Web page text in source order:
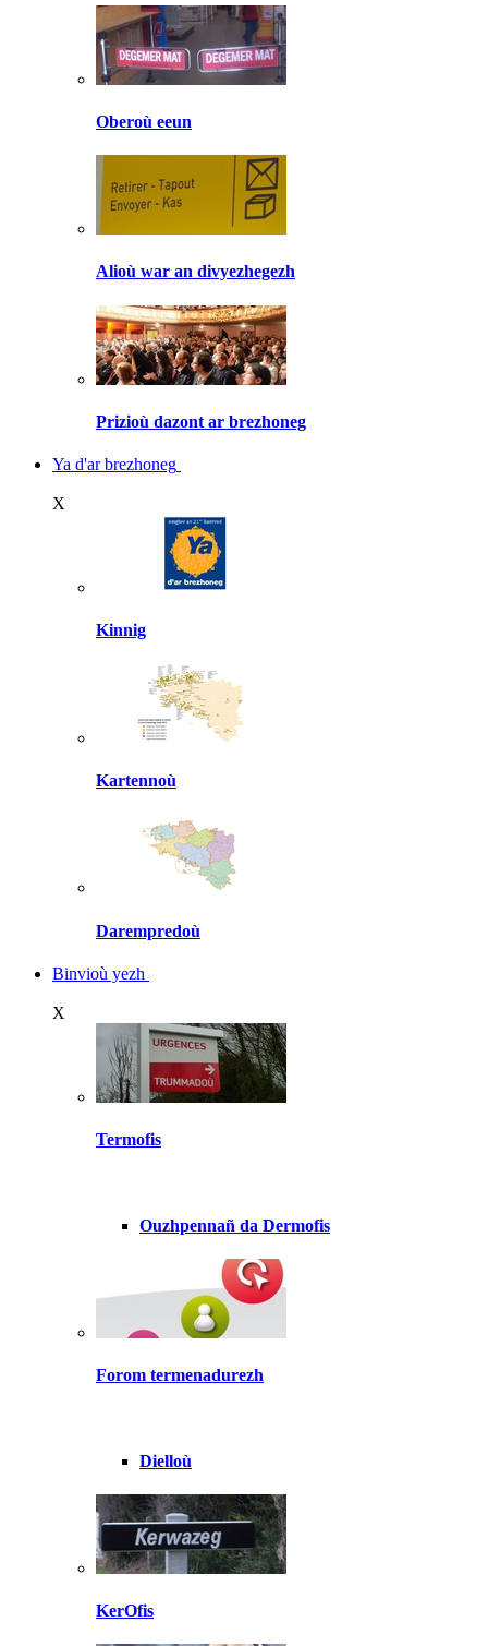
Oberoù eeun
Alioù war an divyezhegezh
Prizioù dazont ar brezhoneg
Ya d'ar brezhoneg
X
Kinnig
Kartennoù
Darempredoù
Binvioù yezh
X
Termofis
Ouzhpennañ da Dermofis
Forom termenadurezh
Dielloù
KerOfis